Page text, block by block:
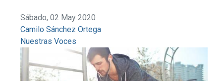
Sábado, 02 May 2020
Camilo Sánchez Ortega
Nuestras Voces